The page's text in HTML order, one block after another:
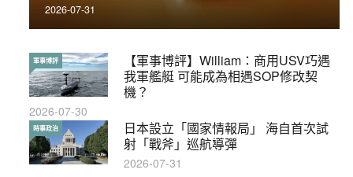
2026-07-31
【軍事博評】William：商用USV巧遇
我軍艦艇 可能成為相遇SOP修改契
機？
軍事博評
2026-07-30
日本設立「國家情報局」 海自首次試
射「戰斧」巡航導彈
時事政治
2026-07-31
2019-11-01
【輕百科】被抽中當陪審員能拒絕嗎？
輕百科
2017-10-17
【輕盤點】集會遊行陸續有來？一文盡
覽8月示威活動
輕盤點
2019-08-30